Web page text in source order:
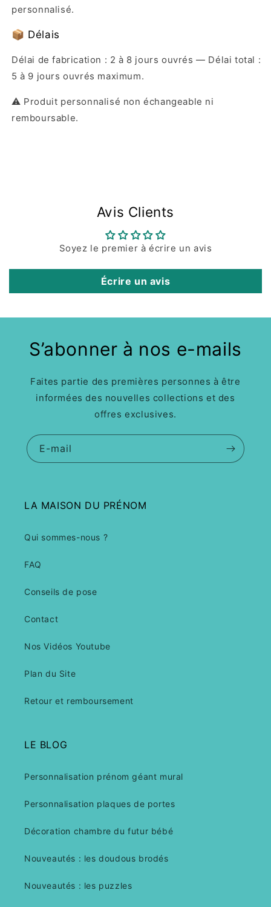
personnalisé.
📦 Délais
Délai de fabrication : 2 à 8 jours ouvrés — Délai total :
5 à 9 jours ouvrés maximum.
⚠️ Produit personnalisé non échangeable ni
remboursable.
Avis Clients
Soyez le premier à écrire un avis
Écrire un avis
S’abonner à nos e-mails
Faites partie des premières personnes à être
informées des nouvelles collections et des
offres exclusives.
E-mail
LA MAISON DU PRÉNOM
Qui sommes-nous ?
FAQ
Conseils de pose
Contact
Nos Vidéos Youtube
Plan du Site
Retour et remboursement
LE BLOG
Personnalisation prénom géant mural
Personnalisation plaques de portes
Décoration chambre du futur bébé
Nouveautés : les doudous brodés
Nouveautés : les puzzles